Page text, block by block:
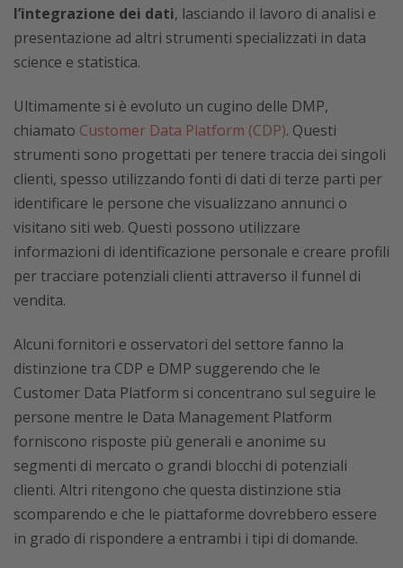
l’integrazione dei dati, lasciando il lavoro di analisi e
presentazione ad altri strumenti specializzati in data
science e statistica.
Ultimamente si è evoluto un cugino delle DMP,
chiamato Customer Data Platform (CDP). Questi
strumenti sono progettati per tenere traccia dei singoli
clienti, spesso utilizzando fonti di dati di terze parti per
identificare le persone che visualizzano annunci o
visitano siti web. Questi possono utilizzare
informazioni di identificazione personale e creare profili
per tracciare potenziali clienti attraverso il funnel di
vendita.
Alcuni fornitori e osservatori del settore fanno la
distinzione tra CDP e DMP suggerendo che le
Customer Data Platform si concentrano sul seguire le
persone mentre le Data Management Platform
forniscono risposte più generali e anonime su
segmenti di mercato o grandi blocchi di potenziali
clienti. Altri ritengono che questa distinzione stia
scomparendo e che le piattaforme dovrebbero essere
in grado di rispondere a entrambi i tipi di domande.